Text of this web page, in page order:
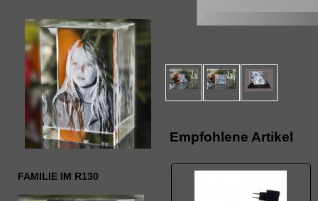
FAMILIE IM R130
Empfohlene Artikel